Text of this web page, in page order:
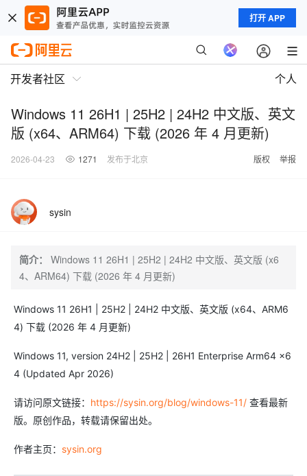
打开 APP
开发者社区 个人
Windows 11 26H1 | 25H2 | 24H2 中文版、英文
版 (x64、ARM64) 下载 (2026 年 4 月更新)
2026-04-23 1271 发布于北京 版权 举报
sysin
简介：
Windows 11 26H1 | 25H2 | 24H2 中文版、英文版 (x6
4、ARM64) 下载 (2026 年 4 月更新)
Windows 11 26H1 | 25H2 | 24H2 中文版、英文版 (x64、ARM6
4) 下载 (2026 年 4 月更新)
Windows 11, version 24H2 | 25H2 | 26H1 Enterprise Arm64 x6
4 (Updated Apr 2026)
请访问原文链接： https://sysin.org/blog/windows-11/ 查看最新
版。原创作品，转载请保留出处。
作者主页： sysin.org